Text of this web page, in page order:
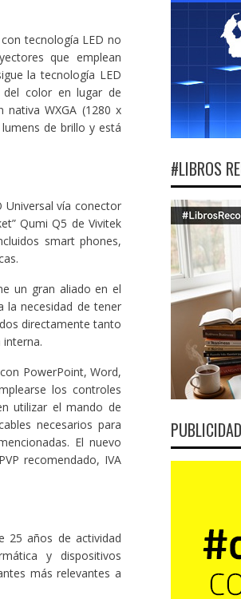
tecnología LED no
que emplean
la tecnología LED
del color en lugar de
WXGA (1280 x
de brillo y está
Universal vía conector
Qumi Q5 de Vivitek
smart phones,
un gran aliado en el
la necesidad de tener
directamente tanto
PowerPoint, Word,
los controles
utilizar el mando de
necesarios para
El nuevo
recomendado, IVA
25 años de actividad
y dispositivos
más relevantes a
#LIBROS
PUBLICIDAD